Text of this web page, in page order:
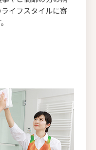
イフスタイルに寄